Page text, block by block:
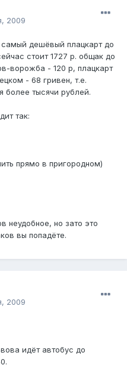
2009
дешёвый плацкарт до
стоит 1727 р. общак до
ворожба - 120 р, плацкарт
- 68 гривен, т.е.
более тысячи рублей.
так:
прямо в пригородном)
неудобное, но зато это
вы попадёте.
2009
идёт автобус до